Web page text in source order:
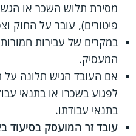
מסירת תלוש השכר או
פיטורים), עובר על החוק
במקרים של עבירות
המעסיק.
אם העובד הגיש תלונה על
לפגוע בשכרו או בתנאי
בתנאי עבודתו.
עובד זר המועסק בסיעוד